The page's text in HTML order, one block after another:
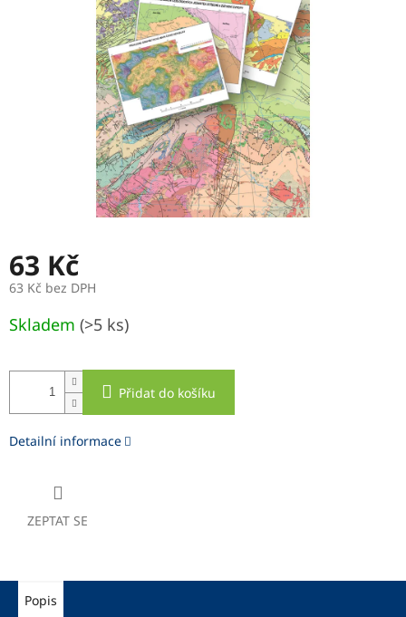
63 Kč
63 Kč bez DPH
cena:
Skladem (>5 ks)
Přidat do košíku
Detailní informace
ZEPTAT SE
Popis